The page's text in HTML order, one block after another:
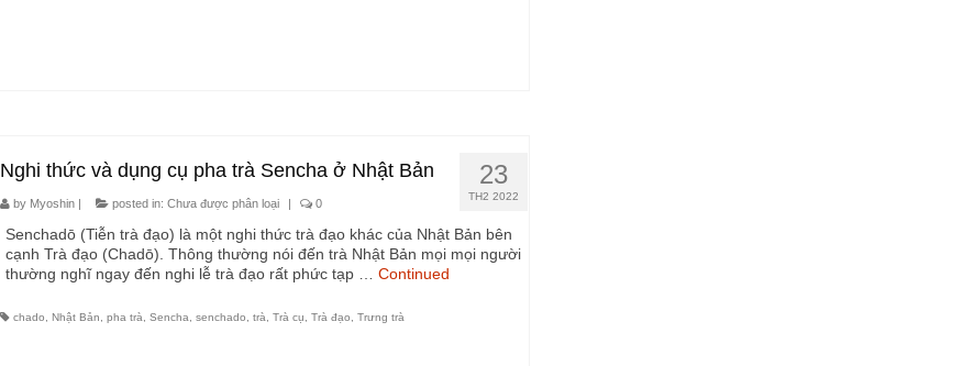
23
TH2 2022
Nghi thức và dụng cụ pha trà Sencha ở Nhật Bản
by Myoshin| posted in: Chưa được phân loại | 0
Senchadō (Tiễn trà đạo) là một nghi thức trà đạo khác của Nhật Bản bên
cạnh Trà đạo (Chadō). Thông thường nói đến trà Nhật Bản mọi mọi người
thường nghĩ ngay đến nghi lễ trà đạo rất phức tạp … Continued
chado Nhật Bản pha trà Sencha senchado trà Trà cụ Trà đạo Trưng trà